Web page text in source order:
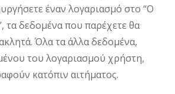
έναν λογαριασμό στο “Ο
τα δεδομένα που παρέχετε θα
Όλα τα άλλα δεδομένα,
του λογαριασμού χρήστη,
κατόπιν αιτήματος.